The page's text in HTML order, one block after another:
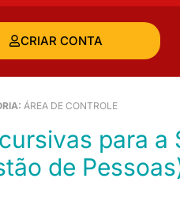
CRIAR CONTA
ÁREA DE CONTROLE
de